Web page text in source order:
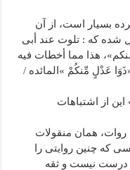
بسیار است، از آن
از او نقل شده که : تلوت عند أبی
هذا مما أخطات فیه
ذَوَا عَدْلٍ مِّنکُمْ »المائده /
از اشتباهات
همان منقولات
که چنین روایتی را
درست نیست و ثقه